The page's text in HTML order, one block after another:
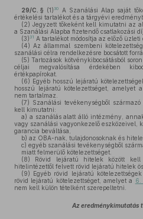
29/C. § (1)30
A Szanálási Alap saját
értékelési tartalékot és a tárgyévi
(2) Jegyzett tőkeként kell kimutatni az
a Szanálási Alapba fizetendő csatlakozási
(3) 31 A tartalékot módosítja az előző üzleti
(4) Az állammal szembeni
szanálási célra rendelkezésre bocsátott
(5) Tartozások kötvénykibocsátásból
céljai megvalósítása érdekében
értékpapírokat.
(6) Egyéb hosszú lejáratú
hosszú lejáratú kötelezettséget, amelyet
nem tartalmaz.
(7) Szanálási tevékenységből
kell kimutatni:
a) a szanálás alatt álló intézmény,
vagy szanálási vagyonkezelő eszközeivel,
garancia beváltása,
b) az OBA-nak, tulajdonosoknak és
c) egyéb szanálási tevékenységből
miatt felmerülő kötelezettséget.
(8) Rövid lejáratú hitelek között
hitelintézettől felvett rövid lejáratú hitelek
(9) Egyéb rövid lejáratú
rövid lejáratú kötelezettséget, amelyet a 6.
nem kell külön tételként szerepeltetni.
Az eredménykimutatás